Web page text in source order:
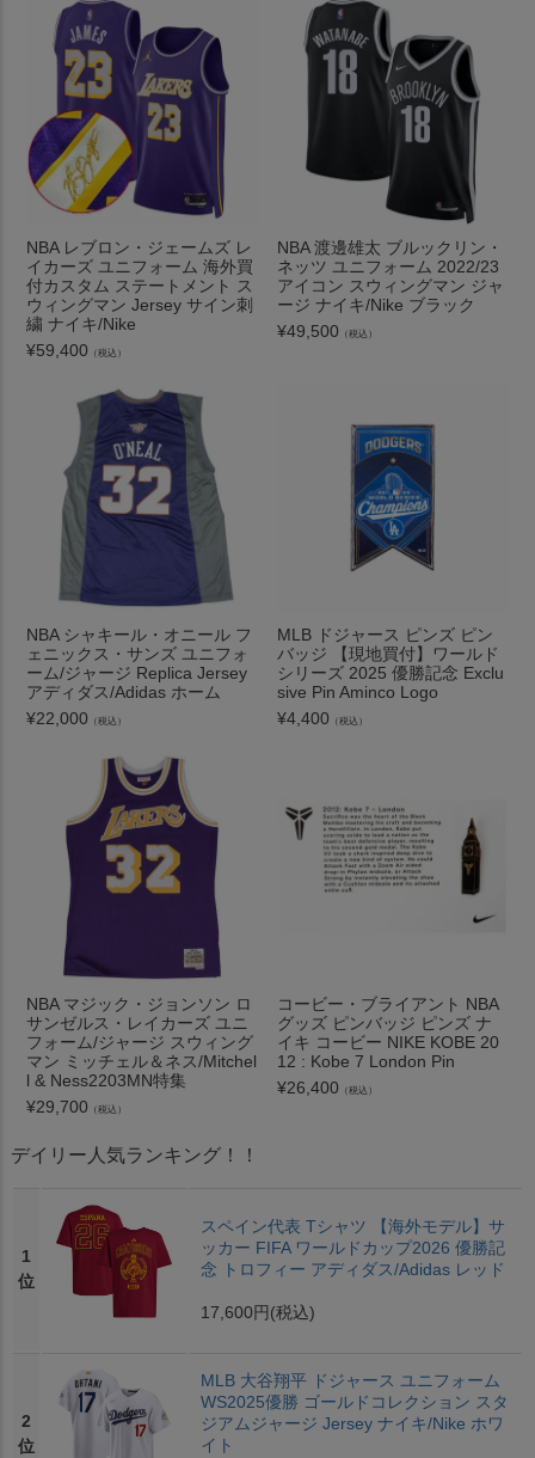
NBA レブロン・ジェームズ レ
イカーズ ユニフォーム 海外買
付カスタム ステートメント ス
ウィングマン Jersey サイン刺
繍 ナイキ/Nike
¥59,400 （税込）
NBA 渡邊雄太 ブルックリン・
ネッツ ユニフォーム 2022/23
アイコン スウィングマン ジャ
ージ ナイキ/Nike ブラック
¥49,500 （税込）
NBA シャキール・オニール フ
ェニックス・サンズ ユニフォ
ーム/ジャージ Replica Jersey
アディダス/Adidas ホーム
¥22,000 （税込）
MLB ドジャース ピンズ ピン
バッジ 【現地買付】ワールド
シリーズ 2025 優勝記念 Exclu
sive Pin Aminco Logo
¥4,400 （税込）
NBA マジック・ジョンソン ロ
サンゼルス・レイカーズ ユニ
フォーム/ジャージ スウィング
マン ミッチェル＆ネス/Mitchel
l & Ness2203MN特集
¥29,700 （税込）
コービー・ブライアント NBA
グッズ ピンバッジ ピンズ ナ
イキ コービー NIKE KOBE 20
12 : Kobe 7 London Pin
¥26,400 （税込）
デイリー人気ランキング！！
1
位
スペイン代表 Tシャツ 【海外モデル】サ
ッカー FIFA ワールドカップ2026 優勝記
念 トロフィー アディダス/Adidas レッド
17,600円 (税込)
2
位
MLB 大谷翔平 ドジャース ユニフォーム
WS2025優勝 ゴールドコレクション スタ
ジアムジャージ Jersey ナイキ/Nike ホワ
イト